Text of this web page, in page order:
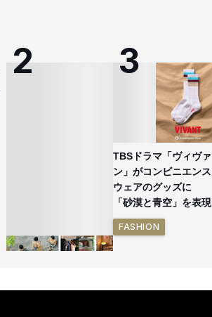
TBSドラマ「ヴィヴァ
ン」がコンビニエンス
ウェアのグッズに
「砂漠と青空」を表現
FASHION